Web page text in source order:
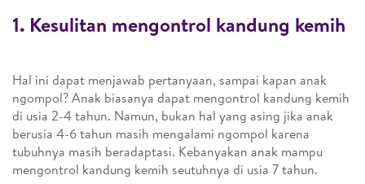
1. Kesulitan mengontrol kandung kemih
Hal ini dapat menjawab pertanyaan, sampai kapan anak
ngompol? Anak biasanya dapat mengontrol kandung kemih
di usia 2-4 tahun. Namun, bukan hal yang asing jika anak
berusia 4-6 tahun masih mengalami ngompol karena
tubuhnya masih beradaptasi. Kebanyakan anak mampu
mengontrol kandung kemih seutuhnya di usia 7 tahun.